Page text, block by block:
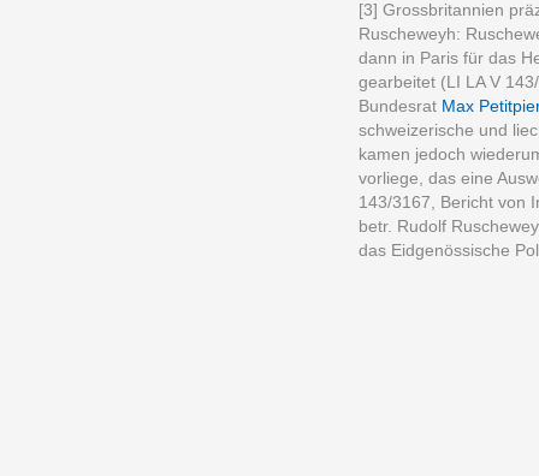
[3] Grossbritannien
Ruscheweyh:
dann in Paris für das
gearbeitet (LI LA V
Bundesrat Max
schweizerische und
kamen jedoch
vorliege, das eine
143/3167, Bericht von
betr. Rudolf
das Eidgenössische